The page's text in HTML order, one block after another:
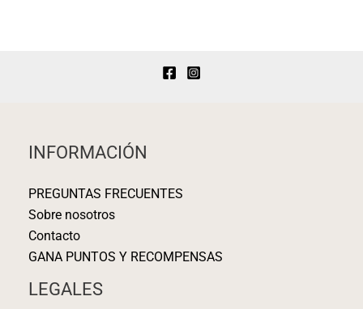
INFORMACIÓN
PREGUNTAS FRECUENTES
Sobre nosotros
Contacto
GANA PUNTOS Y RECOMPENSAS
LEGALES